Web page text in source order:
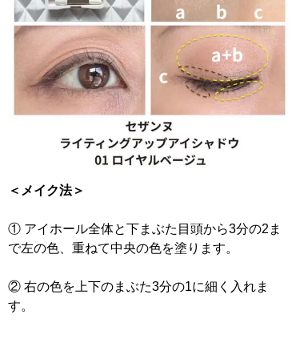
＜メイク法＞
① アイホール全体と下まぶた目頭から3分の2ま
で左の色、重ねて中央の色を塗ります。
② 右の色を上下のまぶた3分の1に細く入れま
す。